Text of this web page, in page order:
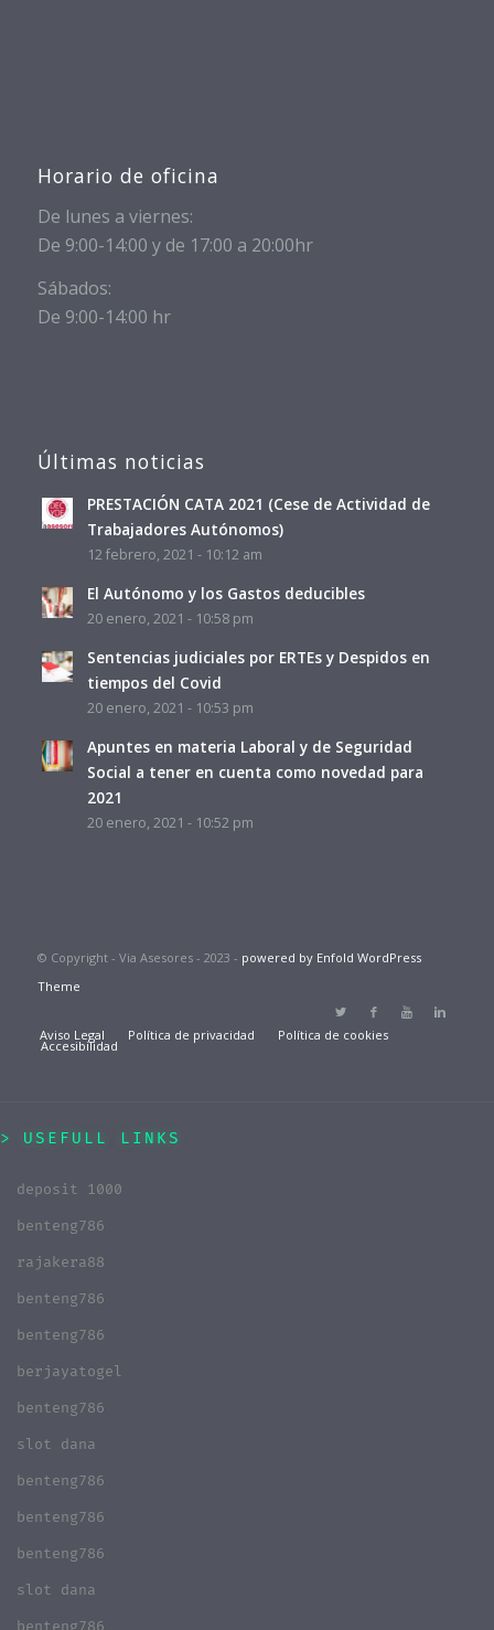
Horario de oficina
De lunes a viernes:
De 9:00-14:00 y de 17:00 a 20:00hr
Sábados:
De 9:00-14:00 hr
Últimas noticias
PRESTACIÓN CATA 2021 (Cese de Actividad de
Trabajadores Autónomos)
12 febrero, 2021 - 10:12 am
El Autónomo y los Gastos deducibles
20 enero, 2021 - 10:58 pm
Sentencias judiciales por ERTEs y Despidos en
tiempos del Covid
20 enero, 2021 - 10:53 pm
Apuntes en materia Laboral y de Seguridad
Social a tener en cuenta como novedad para
2021
20 enero, 2021 - 10:52 pm
© Copyright - Via Asesores - 2023 - powered by Enfold WordPress
Theme
Aviso Legal Política de privacidad Política de cookies
Accesibilidad
USEFULL LINKS
deposit 1000
benteng786
rajakera88
benteng786
benteng786
berjayatogel
benteng786
slot dana
benteng786
benteng786
benteng786
slot dana
benteng786